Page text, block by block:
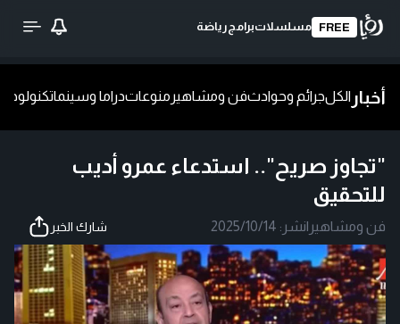
FREE مسلسلاتبرامج رياضة
أخبار الكلجرائم وحوادثفن ومشاهير منوعاتدراما وسينماتكنولوجيا
"تجاوز صريح".. استدعاء عمرو أديب
للتحقيق
فن ومشاهير |نشر: 2025/10/14 شارك الخبر